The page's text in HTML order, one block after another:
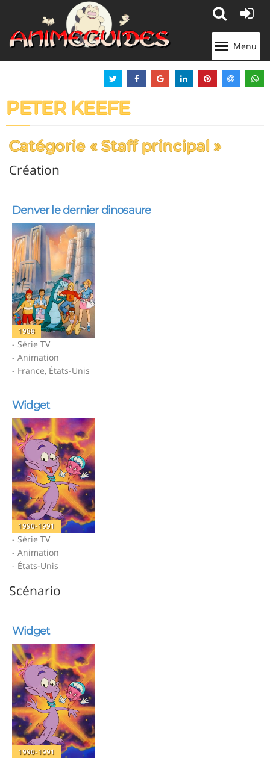
Menu
PETER KEEFE
Catégorie « Staff principal »
Création
Denver le dernier dinosaure
1988
- Série TV
- Animation
- France, États-Unis
Widget
1990-1991
- Série TV
- Animation
- États-Unis
Scénario
Widget
1990-1991
Panneau de gestion des cookies